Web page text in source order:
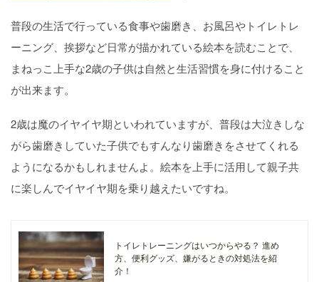
普段の生活で行っている食事や歯磨き、お風呂やトイレトレ
ーニング、挨拶など日常が描かれている絵本を読むことで、
まねっこ上手な2歳の子供は自然と生活習慣を身に付けること
が出来ます。
2歳は魔のイヤイヤ期といわれていますが、普段は大泣きしな
がら歯磨きしていた子供でもすんなり歯磨きをさせてくれる
ようになるかもしれませんよ。絵本を上手に活用して親子共
に楽しんでイヤイヤ期を乗り越えたいですね。
トイレトレーニングはいつからやる？ 進め
方、便利グッズ、嫌がるときの対処法を紹
介！